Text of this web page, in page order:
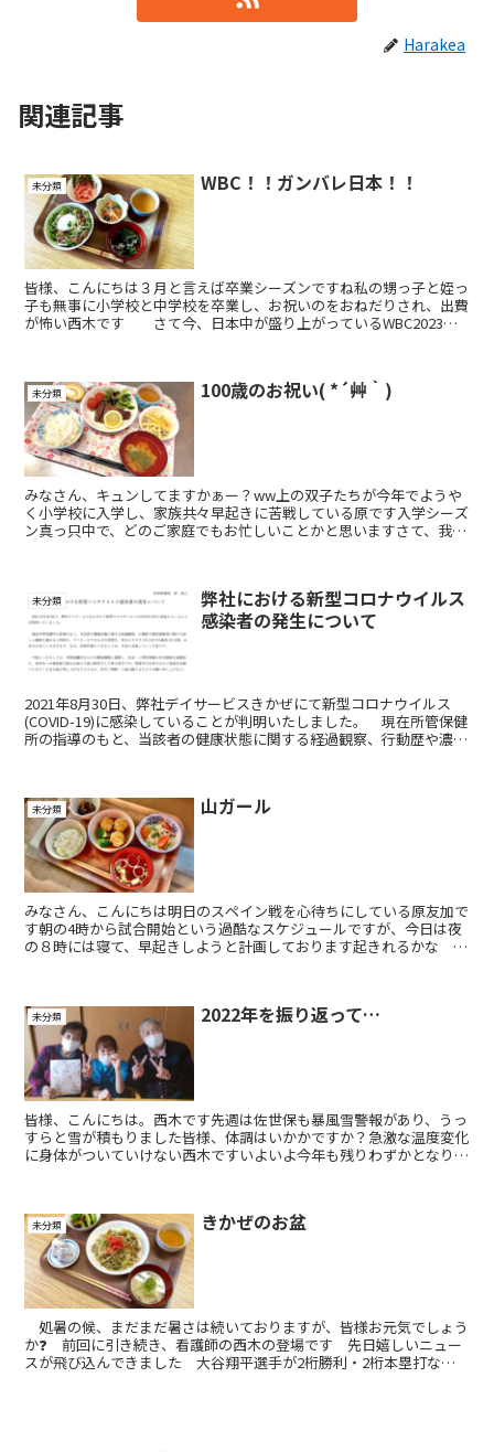
Harakea
関連記事
未分類 WBC！！ガンバレ日本！！
皆様、こんにちは３月と言えば卒業シーズンですね私の甥っ子と姪っ
子も無事に小学校と中学校を卒業し、お祝いのをおねだりされ、出費
が怖い西木です さて今、日本中が盛り上がっているWBC2023日
未分類 100歳のお祝い( *´艸｀)
みなさん、キュンしてますかぁー？ww上の双子たちが今年でようや
く小学校に入学し、家族共々早起きに苦戦している原です入学シーズ
ン真っ只中で、どのご家庭でもお忙しいことかと思いますさて、我が
未分類
弊社における新型コロナウイルス
感染者の発生について
2021年8月30日、弊社デイサービスきかぜにて新型コロナウイルス
(COVID-19)に感染していることが判明いたしました。 現在所管保健
所の指導のもと、当該者の健康状態に関する経過観察、行動歴や濃厚
未分類 山ガール
みなさん、こんにちは明日のスペイン戦を心待ちにしている原友加で
す朝の4時から試合開始という過酷なスケジュールですが、今日は夜
の８時には寝て、早起きしようと計画しております起きれるかな
未分類 2022年を振り返って…
皆様、こんにちは。西木です先週は佐世保も暴風雪警報があり、うっ
すらと雪が積もりました皆様、体調はいかかですか？急激な温度変化
に身体がついていけない西木ですいよいよ今年も残りわずかとなりま
未分類 きかぜのお盆
処暑の候、まだまだ暑さは続いておりますが、皆様お元気でしょう
か❓ 前回に引き続き、看護師の西木の登場です 先日嬉しいニュー
スが飛び込んできました 大谷翔平選手が2桁勝利・2桁本塁打なん